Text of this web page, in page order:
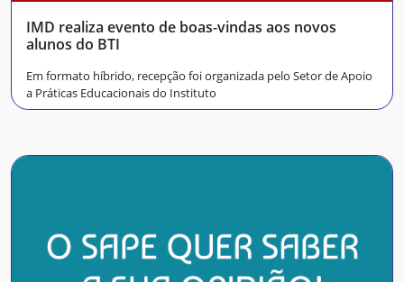
IMD realiza evento de boas-vindas aos novos
alunos do BTI
Em formato híbrido, recepção foi organizada pelo Setor de Apoio
a Práticas Educacionais do Instituto